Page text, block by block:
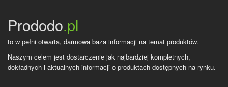
Prododo.pl
to w pełni otwarta, darmowa baza informacji na temat produktów.
Naszym celem jest dostarczenie jak najbardziej kompletnych,
dokładnych i aktualnych informacji o produktach dostępnych na rynku.